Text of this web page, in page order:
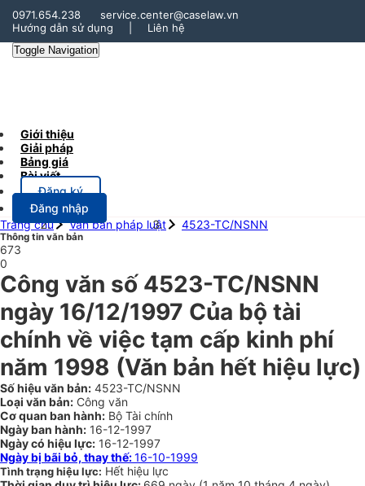
0971.654.238
service.center@caselaw.vn
Hướng dẫn sử dụng
Liên hệ
Toggle Navigation
Giới thiệu
Giải pháp
Bảng giá
Bài viết
Đăng ký
Đăng nhập
Trang chủ
Văn bản pháp luật 4523-TC/NSNN
Thông tin văn bản
673
0
Công văn số 4523-TC/NSNN
ngày 16/12/1997 Của bộ tài
chính về việc tạm cấp kinh phí
năm 1998 (Văn bản hết hiệu lực)
Số hiệu văn bản: 4523-TC/NSNN
Loại văn bản: Công văn
Cơ quan ban hành: Bộ Tài chính
Ngày ban hành: 16-12-1997
Ngày có hiệu lực: 16-12-1997
Ngày bị bãi bỏ, thay thế:16-10-1999
Tình trạng hiệu lực: Hết hiệu lực